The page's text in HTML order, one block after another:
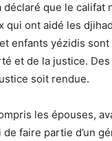
que le califat
qui ont aidé les
enfants yézidis
et de la justice.
soit rendue.
les épouses,
faire partie d’un